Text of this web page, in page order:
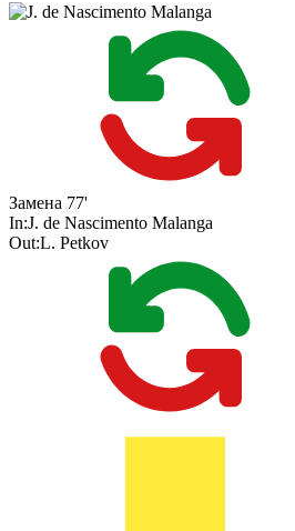
Замена 77'
In:J. de Nascimento Malanga
Out:L. Petkov